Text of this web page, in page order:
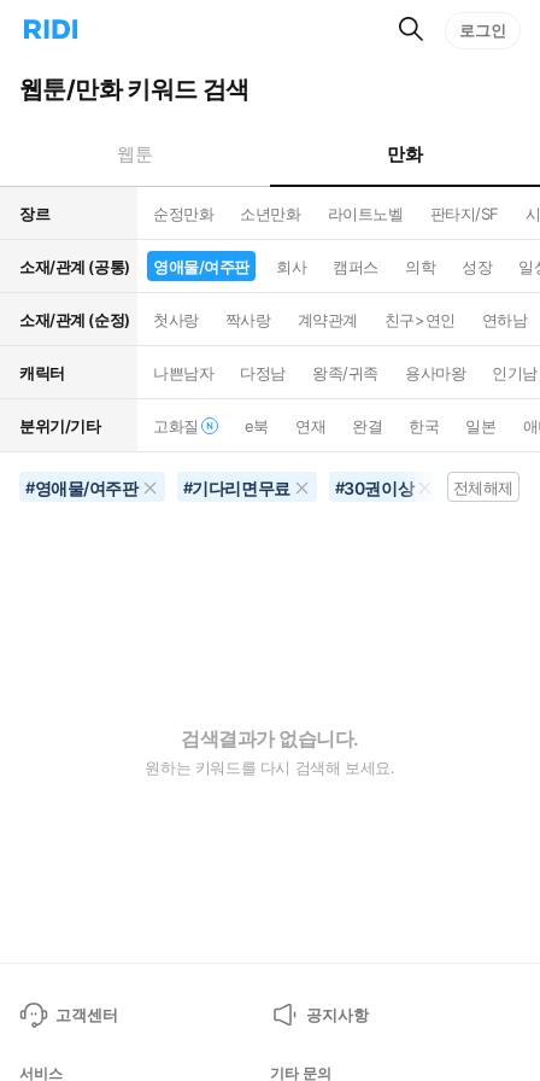
리
홈
으
턴
트
검
로그인
웹툰/만화 키워드 검색
웹툰 만화
장르 순정만화 소년만화 라이트노벨 판타지/SF
소재/관계 (공통) 영애물/여주판 회사 캠퍼스 의학 성장 일
소재/관계 (순정) 첫사랑 짝사랑 계약관계 친구>연인 연하남
캐릭터 나쁜남자 다정남 왕족/귀족 용사마왕 인기남
분위기/기타 고화질 e북 연재 완결 한국 일본
#영애물/여주판 #기다리면무료 #30권이상 #20권이상
전체해제
검색결과가 없습니다.
원하는 키워드를 다시 검색해 보세요.
고객센터 공지사항
서비스 기타 문의